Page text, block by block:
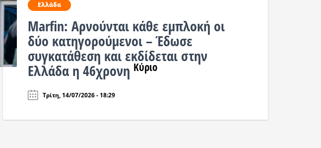
Ελλάδα
Marfin: Αρνούνται κάθε εμπλοκή οι
δύο κατηγορούμενοι – Έδωσε
συγκατάθεση και εκδίδεται στην
Ελλάδα η 46χρονη Κύριο
Τρίτη, 14/07/2026 - 18:29